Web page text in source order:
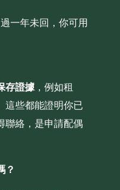
一年未回，你可用
存證據，例如租
這些都能證明你已
聯絡，是申請配偶
？